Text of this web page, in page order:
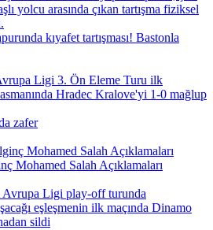
kıyafet tartışması! Bastonla
zafer
Mohamed Salah Açıklamaları